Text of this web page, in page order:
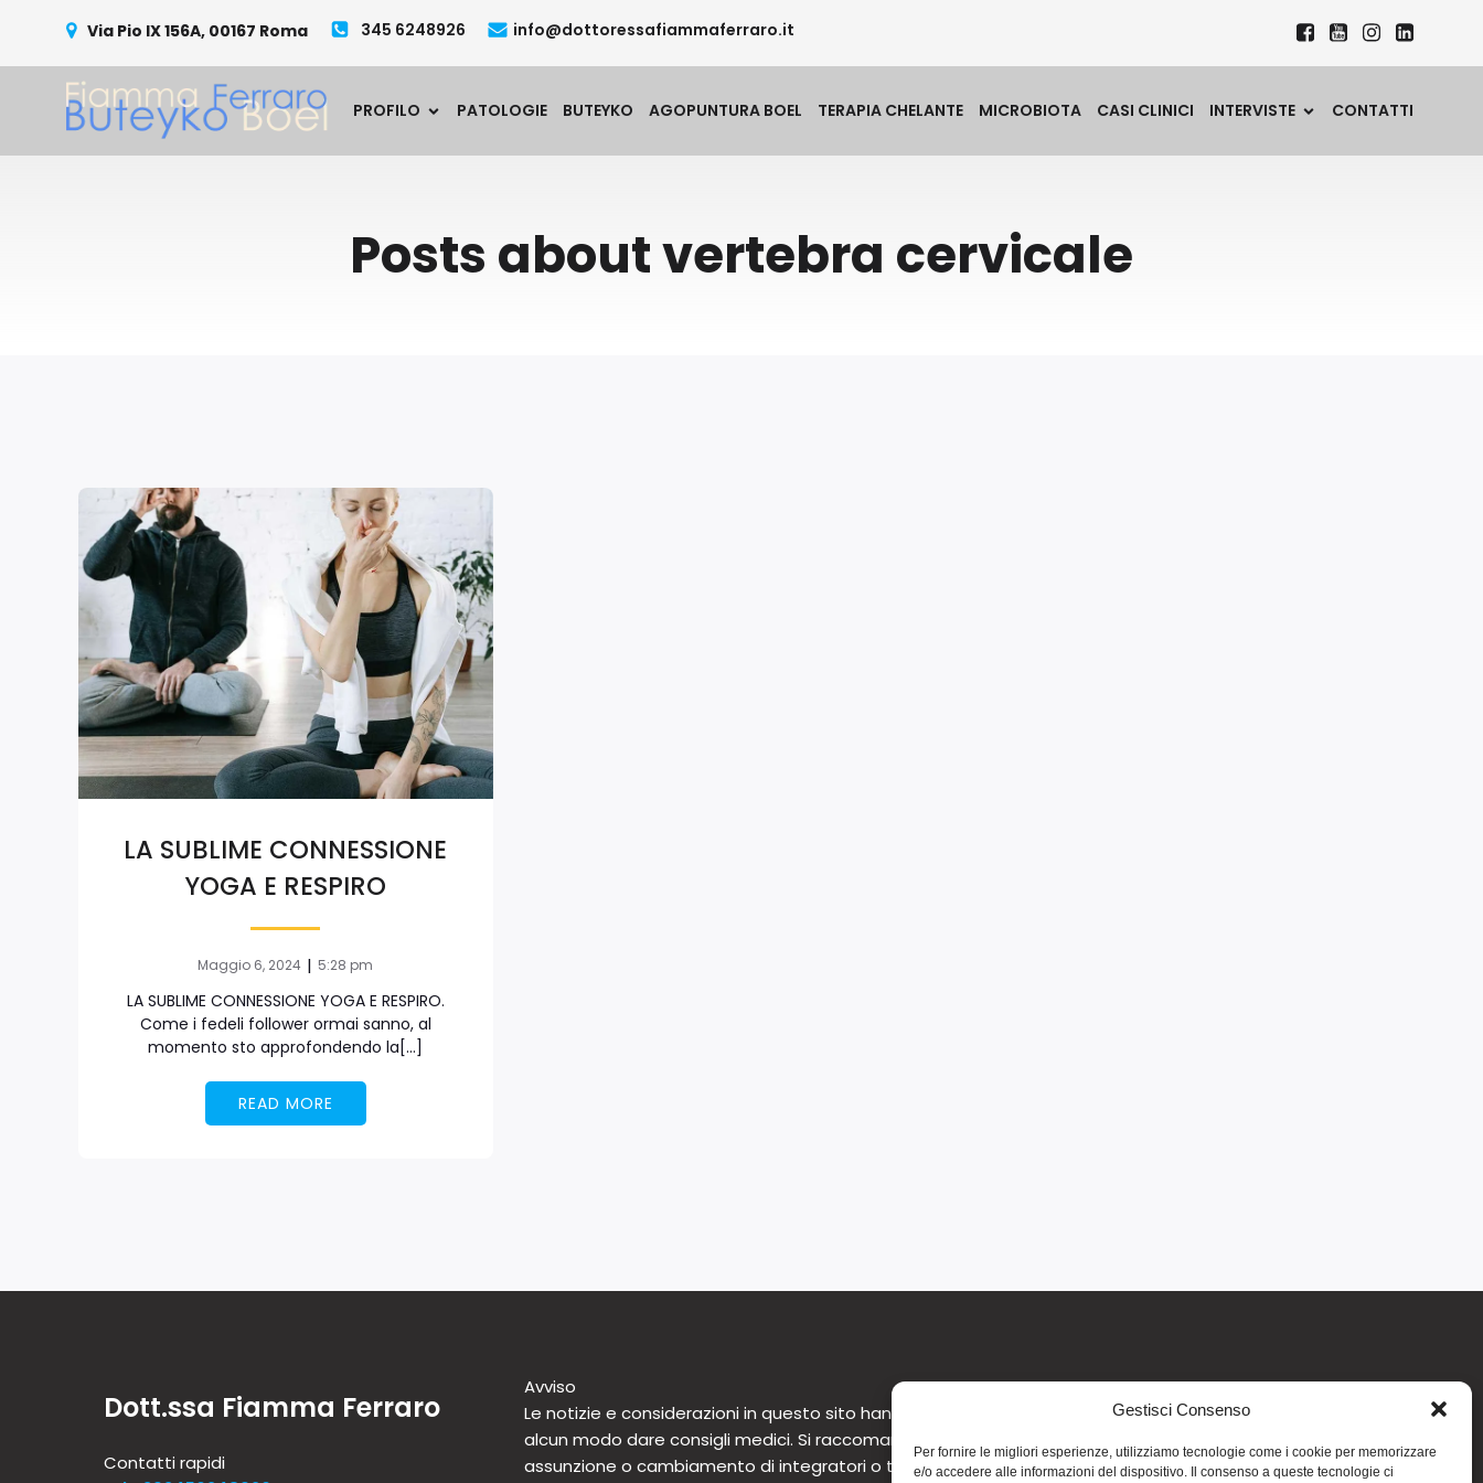
Gestisci Consenso
Per fornire le migliori esperienze, utilizziamo tecnologie come i cookie per memorizzare
e/o accedere alle informazioni del dispositivo. Il consenso a queste tecnologie ci
Via Pio IX 156A, 00167 Roma 345 6248926 info@dottoressafiammaferraro.it
PROFILO PATOLOGIE BUTEYKO AGOPUNTURA BOEL TERAPIA CHELANTE MICROBIOTA CASI CLINICI INTERVISTE CONTATTI
Posts about vertebra cervicale
LA SUBLIME CONNESSIONE
YOGA E RESPIRO
Maggio 6, 2024 | 5:28 pm
LA SUBLIME CONNESSIONE YOGA E RESPIRO.
Come i fedeli follower ormai sanno, al
momento sto approfondendo la[…]
READ MORE
Dott.ssa Fiamma Ferraro
Contatti rapidi
Avviso
Le notizie e considerazioni in questo sito hanno carattere informativo generale e non intendono in
alcun modo dare consigli medici. Si raccomanda di non intraprendere o interrompere alcuna terapia o
assunzione o cambiamento di integratori o tantomeno medicinali (nemmeno “naturali”) senza una